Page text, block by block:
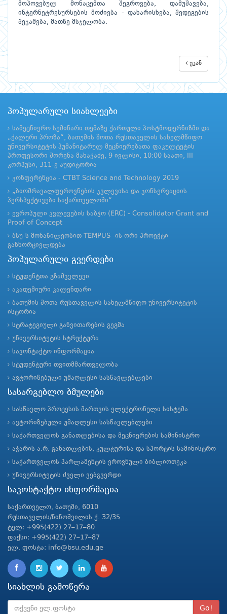
მოპოვებულ მონაცემთა შეგროვება, დამუშავება,
ინტერნეტრესურსების მოძიება - დახარისხება, შედეგების
შეჯამება, მათზე მსჯელობა.
უკან
პოპულარული სიახლეები
სამეცნიერო სემინარი თემაზე ქართული პოსტმოდერნიზმი და
„ქალური პროზა“, ბათუმის შოთა რუსთაველის სახელმწიფო
უნივერსიტეტის ჰუმანიტარულ მეცნიერებათა ფაკულტეტის
პროფესორი შორენა მახაჭაძე, 9 ივლისი, 10:00 საათი, III
კორპუსი, 311-ე აუდიტორია
კონფერენცია - CTBT Science and Technology 2019
„ბიომრავალფეროვნების კვლევისა და კონსერვაციის
პერსპექტივები საქართველოში“
ევროპული კვლევების საბჭო (ERC) - Consolidator Grant and
Proof of Concept
ბსუ-ს მონაწილეობით TEMPUS -ის ორი პროექტი
განხორციელდება
პოპულარული გვერდები
სტუდენტთა გზამკვლევი
აკადემიური კალენდარი
ბათუმის შოთა რუსთაველის სახელმწიფო უნივერსიტეტის
ისტორია
სტრატეგიული განვითარების გეგმა
უნივერსიტეტის სტრუქტურა
საკონტაქტო ინფორმაცია
სტუდენტური თვითმმართველობა
ავტორიზებული უმაღლესი სასწავლებლები
სასარგებლო ბმულები
სასწავლო პროცესის მართვის ელექტრონული სისტემა
ავტორიზებული უმაღლესი სასწავლებლები
საქართველოს განათლებისა და მეცნიერების სამინისტრო
აჭარის ა.რ. განათლების, კულტურისა და სპორტის სამინისტრო
საქართველოს პარლამენტის ეროვნული ბიბლიოთეკა
უნივერსიტეტის ძველი ვებგვერდი
საკონტაქტო ინფორმაცია
საქართველო, ბათუმი, 6010
რუსთაველის/ნინოშვილის ქ. 32/35
ტელ: +995(422) 27–17–80
ფაქსი: +995(422) 27–17–87
ელ. ფოსტა: info@bsu.edu.ge
სიახლის გამოწერა
Go!